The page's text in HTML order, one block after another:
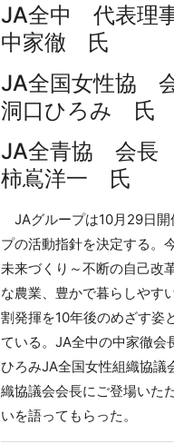
JA全中 代表理
中家徹 氏
JA全国女性協
洞口ひろみ 氏
JA全青協 会長
柿嶌洋一 氏
JAグループは10月29日開
プの活動指針を決定する。
未来づくり～不断の自己改
な農業、豊かで暮らしやす
割発揮を10年後のめざす姿
ている。JA全中の中家徹会
ひろみJA全国女性組織協議
織協議会会長にご登場いた
いを語ってもらった。